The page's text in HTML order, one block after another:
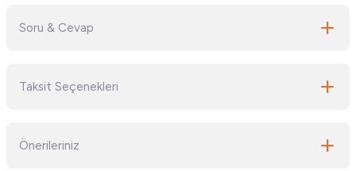
Soru & Cevap
Taksit Seçenekleri
Önerileriniz